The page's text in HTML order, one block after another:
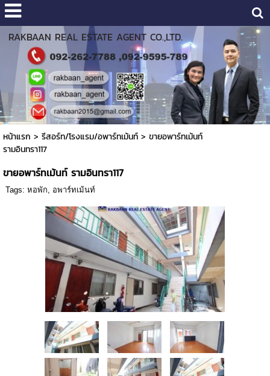
RAKBAAN REAL ESTATE AGENT CO.,LTD.
หน้าแรก > รีสอร์ท/โรงแรม/อพาร์ทเม้นท์> ขายอพาร์ทเม้นท์
รามอินทรา117
ขายอพาร์ทเม้นท์ รามอินทรา117
Tags: หอพัก, อพาร์ทเม้นท์